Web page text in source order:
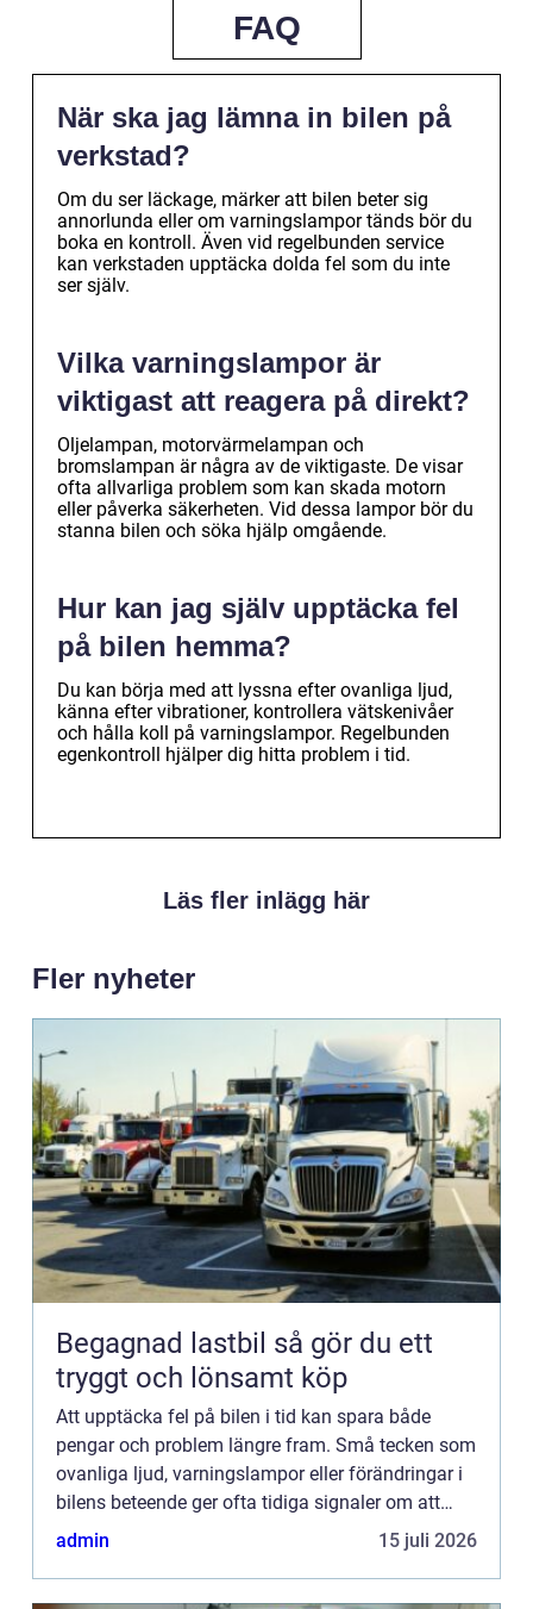
FAQ
När ska jag lämna in bilen på
verkstad?
Om du ser läckage, märker att bilen beter sig
annorlunda eller om varningslampor tänds bör du
boka en kontroll. Även vid regelbunden service
kan verkstaden upptäcka dolda fel som du inte
ser själv.
Vilka varningslampor är
viktigast att reagera på direkt?
Oljelampan, motorvärmelampan och
bromslampan är några av de viktigaste. De visar
ofta allvarliga problem som kan skada motorn
eller påverka säkerheten. Vid dessa lampor bör du
stanna bilen och söka hjälp omgående.
Hur kan jag själv upptäcka fel
på bilen hemma?
Du kan börja med att lyssna efter ovanliga ljud,
känna efter vibrationer, kontrollera vätskenivåer
och hålla koll på varningslampor. Regelbunden
egenkontroll hjälper dig hitta problem i tid.
Läs fler inlägg här
Fler nyheter
Begagnad lastbil så gör du ett
tryggt och lönsamt köp
Att upptäcka fel på bilen i tid kan spara både
pengar och problem längre fram. Små tecken som
ovanliga ljud, varningslampor eller förändringar i
bilens beteende ger ofta tidiga signaler om att
något är...
admin 15 juli 2026